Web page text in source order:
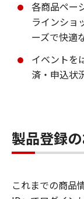
各商品ペー
ラインショ
ーズで快適
イベントを
済・申込状
製品登録
これまでの商品